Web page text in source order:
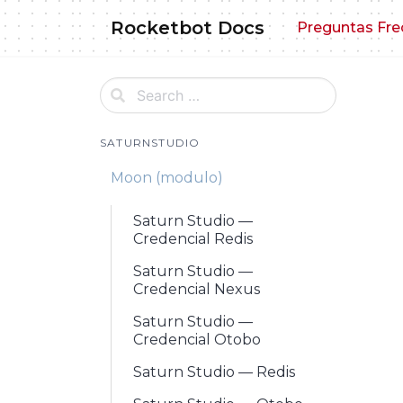
Skip
to
content
Rocketbot Docs Preguntas
SATURNSTUDIO
Moon (modulo)
Saturn Studio —
Credencial Redis
Saturn Studio —
Credencial Nexus
Saturn Studio —
Credencial Otobo
Saturn Studio — Redis